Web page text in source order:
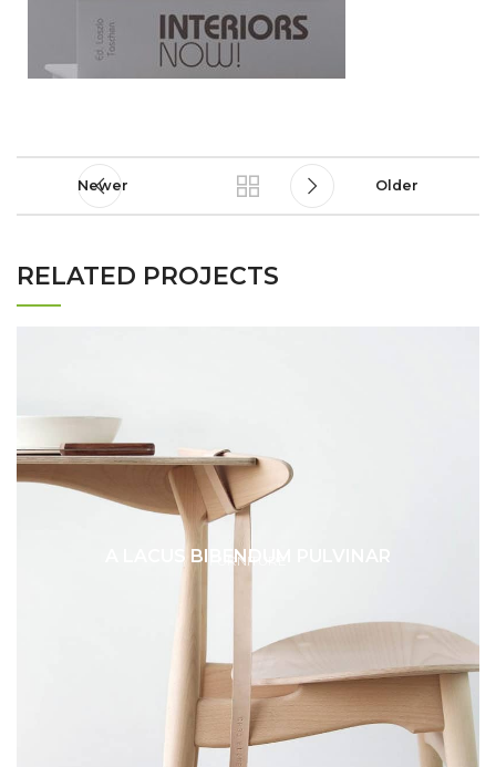
Newer Older
RELATED PROJECTS
FURNITURE
A LACUS BIBENDUM PULVINAR